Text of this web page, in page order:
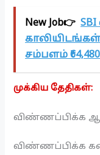
New Job👉
சம்பளம்
முக்கிய தேதிகள்:
விண்ணப்பிக்க
விண்ணப்பிக்க